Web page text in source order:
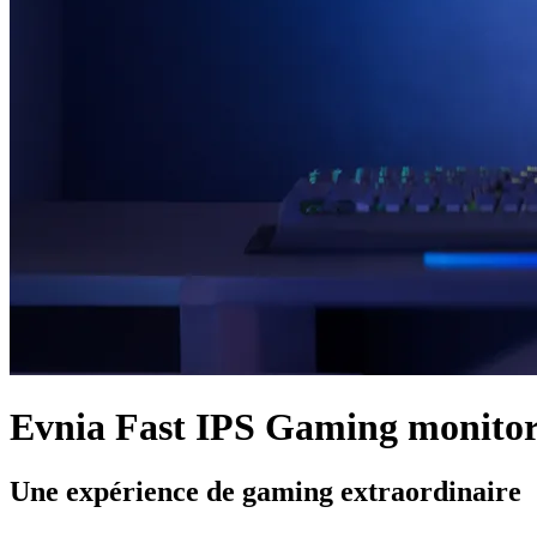
Evnia Fast IPS Gaming
Une expérience de gaming extraordinaire